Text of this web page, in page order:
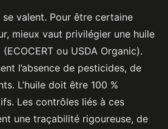
valent. Pour être certaine
mieux vaut privilégier une huile
(ECOCERT ou USDA Organic).
l’absence de pesticides, de
L’huile doit être 100 %
Les contrôles liés à ces
une traçabilité rigoureuse, de